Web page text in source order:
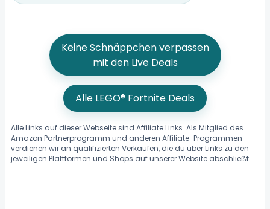
Keine Schnäppchen verpassen
mit den Live Deals
Alle LEGO® Fortnite Deals
Alle Links auf dieser Webseite sind Affiliate Links. Als Mitglied des
Amazon Partnerprogramm und anderen Affiliate-Programmen
verdienen wir an qualifizierten Verkäufen, die du über Links zu den
jeweiligen Plattformen und Shops auf unserer Website abschließt.